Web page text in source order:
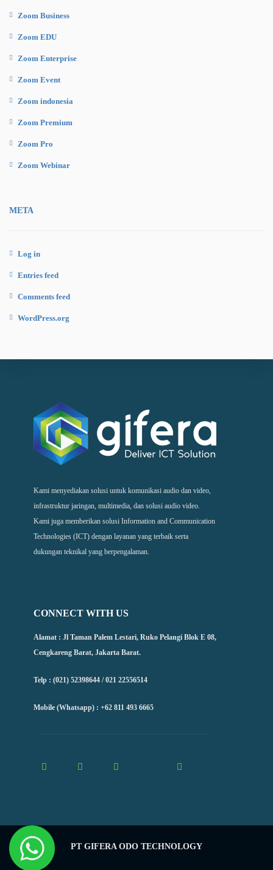
Zoom Business
Zoom EDU
Zoom Enterprise
Zoom Event
Zoom indonesia
Zoom Premium
Zoom Pro
Zoom Webinar
META
Log in
Entries feed
Comments feed
WordPress.org
Kami menyediakan solusi untuk komunikasi audio dan video,
infrastruktur jaringan, multimedia, dan solusi audio video.
Kami juga memberikan solusi Information and Communication
Technologies (ICT) dengan layanan yang terbaik serta
dukungan teknikal yang berpengalaman.
CONNECT WITH US
Alamat : Jl Taman Palem Lestari, Ruko Pelangi Blok E 08,
Cengkareng Barat, Jakarta Barat.
Telp : (021) 52398644 / 021 22556514
Mobile (Whatsapp) : +62 811 493 6665
PT GIFERA ODO TECHNOLOGY